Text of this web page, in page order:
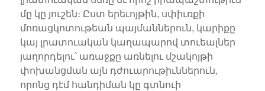
մը կը յուշեն։ Ըստ երեւոյթին, սփիւռքի
մոռացկոտութեան պայմաններուն, կարիքը
կայ լրատուական կաղապարով տուեալներ
յաղորդելու՝ առաջքը առնելու մշակոյթի
փոխանցման այն դժուարութիւններուն,
որոնց դէմ հանդիման կը գտնուի